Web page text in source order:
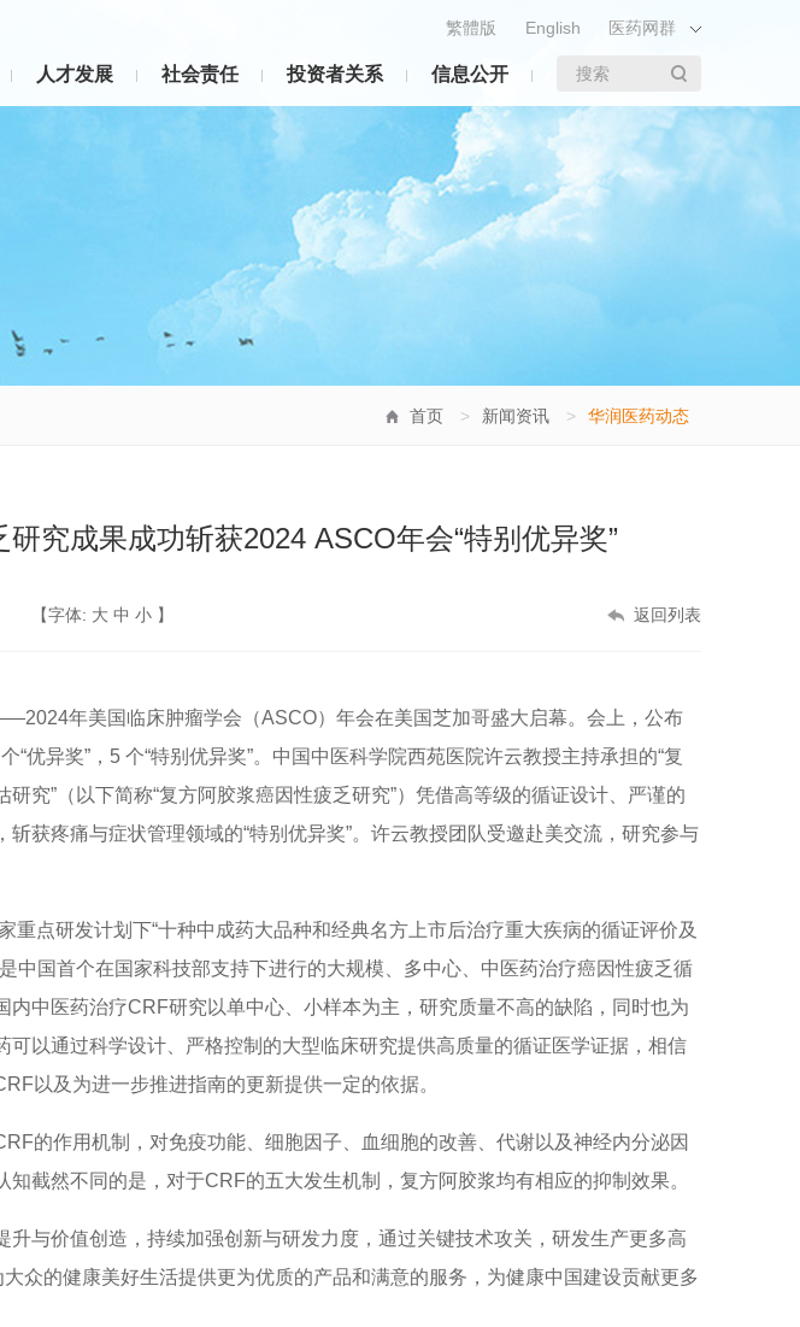
人才发展 社会责任 投资者关系 信息公开
医药网群
繁體版 English
搜索
首页 > 新闻资讯 > 华润医药动态
究成果成功斩获2024 ASCO年会“特别优异奖”
【字体: 大 中 小 】 返回列表
年美国临床肿瘤学会（ASCO）年会在美国芝加哥盛大启幕。会上，公布
“优异奖”，5 个“特别优异奖”。中国中医科学院西苑医院许云教授主持承担的“复
究”（以下简称“复方阿胶浆癌因性疲乏研究”）凭借高等级的循证设计、严谨的
获疼痛与症状管理领域的“特别优异奖”。许云教授团队受邀赴美交流，研究参与
重点研发计划下“十种中成药大品种和经典名方上市后治疗重大疾病的循证评价及
中国首个在国家科技部支持下进行的大规模、多中心、中医药治疗癌因性疲乏循
内中医药治疗CRF研究以单中心、小样本为主，研究质量不高的缺陷，同时也为
可以通过科学设计、严格控制的大型临床研究提供高质量的循证医学证据，相信
以及为进一步推进指南的更新提供一定的依据。
的作用机制，对免疫功能、细胞因子、血细胞的改善、代谢以及神经内分泌因
截然不同的是，对于CRF的五大发生机制，复方阿胶浆均有相应的抑制效果。
升与价值创造，持续加强创新与研发力度，通过关键技术攻关，研发生产更多高
大众的健康美好生活提供更为优质的产品和满意的服务，为健康中国建设贡献更多